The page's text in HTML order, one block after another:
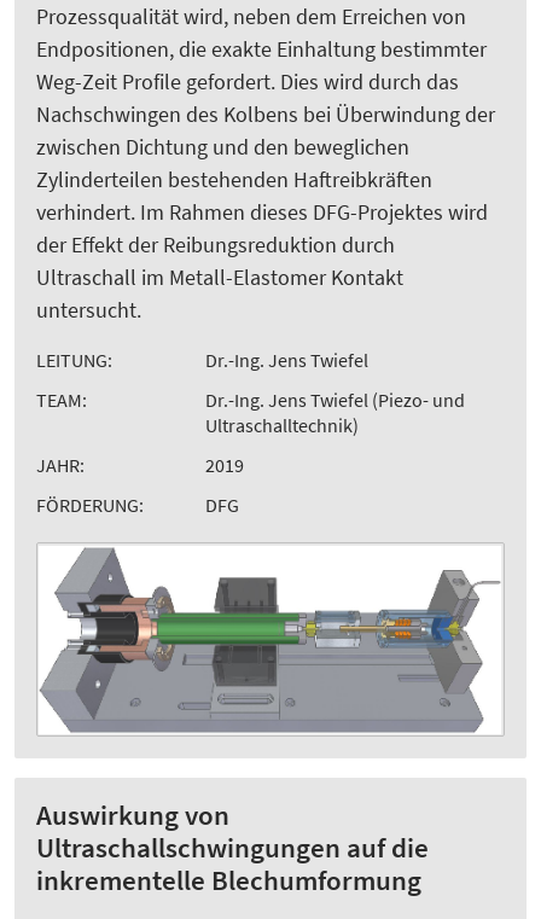
Prozessqualität wird, neben dem Erreichen von
Endpositionen, die exakte Einhaltung bestimmter
Weg-Zeit Profile gefordert. Dies wird durch das
Nachschwingen des Kolbens bei Überwindung der
zwischen Dichtung und den beweglichen
Zylinderteilen bestehenden Haftreibkräften
verhindert. Im Rahmen dieses DFG-Projektes wird
der Effekt der Reibungsreduktion durch
Ultraschall im Metall-Elastomer Kontakt
untersucht.
LEITUNG:
Dr.-Ing. Jens Twiefel
TEAM:
Dr.-Ing. Jens Twiefel (Piezo- und
Ultraschalltechnik)
JAHR:
2019
FÖRDERUNG:
DFG
Auswirkung von
Ultraschallschwingungen auf die
inkrementelle Blechumformung